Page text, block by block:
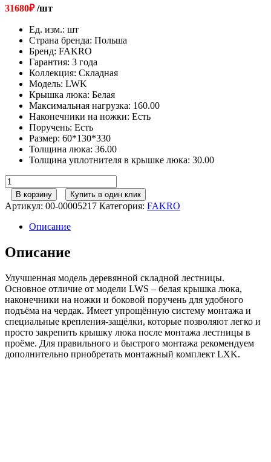
31680₽/шт
Ед. изм.: шт
Страна бренда: Польша
Бренд: FAKRO
Гарантия: 3 года
Коллекция: Складная
Модель: LWK
Крышка люка: Белая
Максимальная нагрузка: 160.00
Наконечники на ножки: Есть
Поручень: Есть
Размер: 60*130*330
Толщина люка: 36.00
Толщина уплотнителя в крышке люка: 30.00
Количество
товара
FAKRO
Утепленная
чердачная
лестница
LWK
60*130/330
В корзину Купить в один клик
Артикул: 00-00005217 Категория: FAKRO
Описание
Описание
Улучшенная модель деревянной складной лестницы.
Основное отличие от модели LWS – белая крышка люка,
наконечники на ножки и боковой поручень для удобного
подъёма на чердак. Имеет упрощённую систему монтажа и
специальные крепления-защёлки, которые позволяют легко и
просто закрепить крышку люка после монтажа лестницы в
проёме. Для правильного и быстрого монтажа рекомендуем
дополнительно приобретать монтажный комплект LXK.